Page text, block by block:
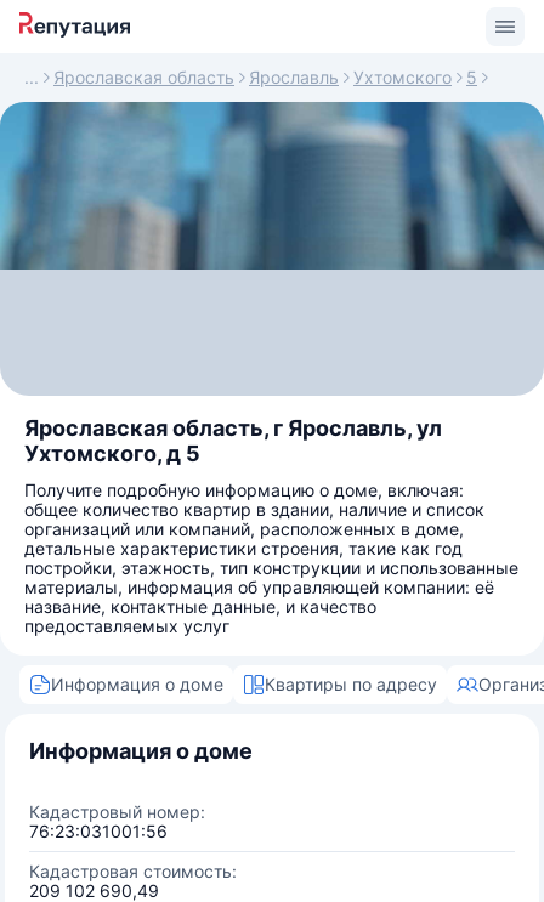
Ярославская область Ярославль Ухтомского 5
Ярославская область, г Ярославль, ул
Ухтомского, д 5
Получите подробную информацию о доме, включая:
общее количество квартир в здании, наличие и список
организаций или компаний, расположенных в доме,
детальные характеристики строения, такие как год
постройки, этажность, тип конструкции и использованные
материалы, информация об управляющей компании: её
название, контактные данные, и качество
предоставляемых услуг
Информация о доме Квартиры по адресу
Информация о доме
Кадастровый номер:
76:23:031001:56
Кадастровая стоимость:
209 102 690,49